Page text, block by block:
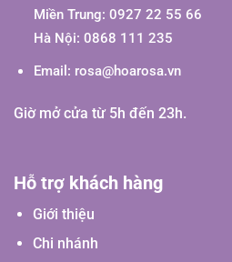
Miền Trung: 0927 22 55 66
Hà Nội: 0868 111 235
Email: rosa@hoarosa.vn
Giờ mở cửa từ 5h đến 23h.
Hỗ trợ khách hàng
Giới thiệu
Chi nhánh